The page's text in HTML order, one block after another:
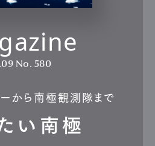
No. 580
から南極観測隊まで
い南極